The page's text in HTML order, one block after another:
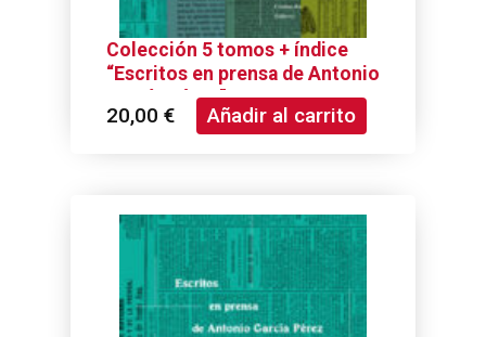
Colección 5 tomos + índice
“Escritos en prensa de Antonio
García Pérez”
20,00 € Añadir al carrito